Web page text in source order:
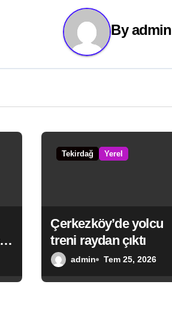
Byadmin
Tekirdağ Yerel
Çerkezköy’de yolcu
treni raydan çıktı
admin Tem 25, 2026